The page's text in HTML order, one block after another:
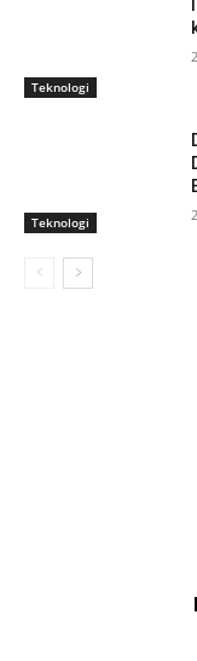
Teknologi
Teknologi